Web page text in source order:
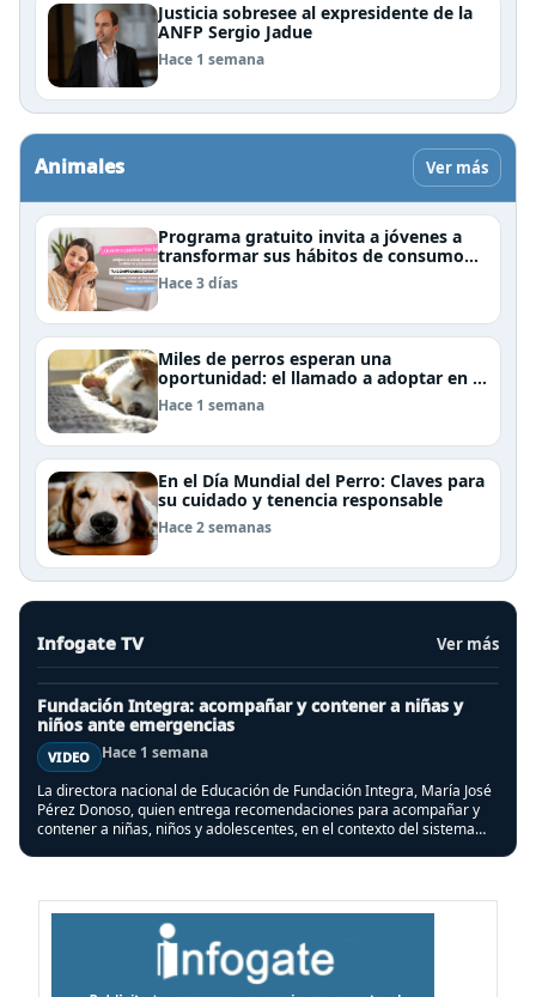
Justicia sobresee al expresidente de la
ANFP Sergio Jadue
Hace 1 semana
Animales Ver más
Programa gratuito invita a jóvenes a
transformar sus hábitos de consumo
cosmético, alimenticio y de moda
Hace 3 días
Miles de perros esperan una
oportunidad: el llamado a adoptar en el
Día Internacional del Perro Callejero
Hace 1 semana
En el Día Mundial del Perro: Claves para
su cuidado y tenencia responsable
Hace 2 semanas
Infogate TV Ver más
Fundación Integra: acompañar y contener a niñas y
niños ante emergencias
VIDEO
Hace 1 semana
La directora nacional de Educación de Fundación Integra, María José
Pérez Donoso, quien entrega recomendaciones para acompañar y
contener a niñas, niños y adolescentes, en el contexto del sistema